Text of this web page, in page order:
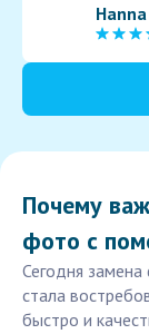
Почему
фото с
Сегодня
стала
быстро и